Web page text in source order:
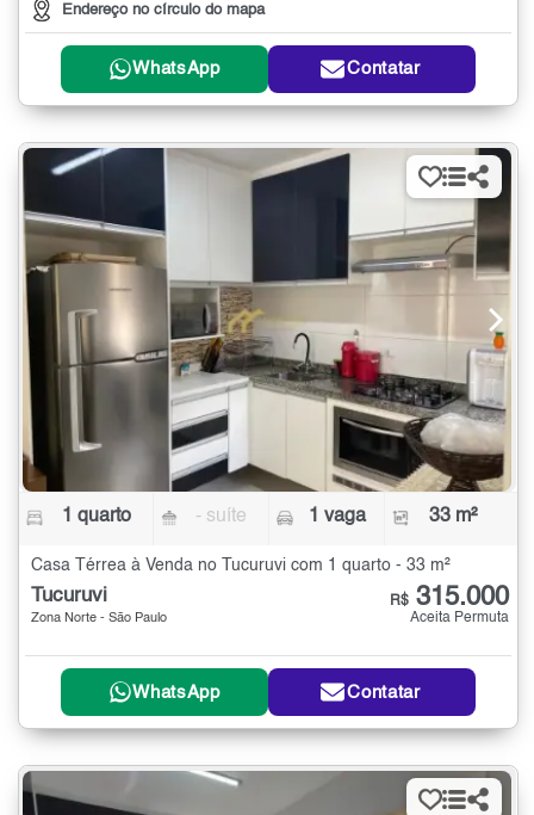
Endereço no círculo do mapa
WhatsApp Contatar
1 quarto - suíte 1 vaga 33 m²
Casa Térrea à Venda no Tucuruvi com 1 quarto - 33 m²
Tucuruvi
Zona Norte - São Paulo
R$ 315.000
Aceita Permuta
WhatsApp Contatar